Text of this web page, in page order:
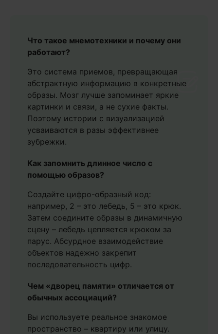
Что такое мнемотехники и почему они
работают?
Это система приемов, превращающая
абстрактную информацию в конкретные
образы. Мозг лучше запоминает яркие
картинки и связи, а не сухие факты.
Поэтому истории с визуализацией
усваиваются в разы эффективнее
зубрежки.
Как запомнить длинное число с
помощью образов?
Создайте цифро-образный код:
например, 2 – это лебедь, 5 – это крюк.
Затем соедините образы в динамичную
сцену – лебедь цепляется крюком за
парус. Абсурдное взаимодействие
объектов надежно закрепит
последовательность цифр.
Чем «дворец памяти» отличается от
обычных ассоциаций?
Вы используете реальное знакомое
пространство – квартиру или улицу.